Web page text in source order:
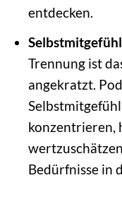
entdecken.
Trennung ist
angekratzt.
konzentrieren,
Bedürfnisse in